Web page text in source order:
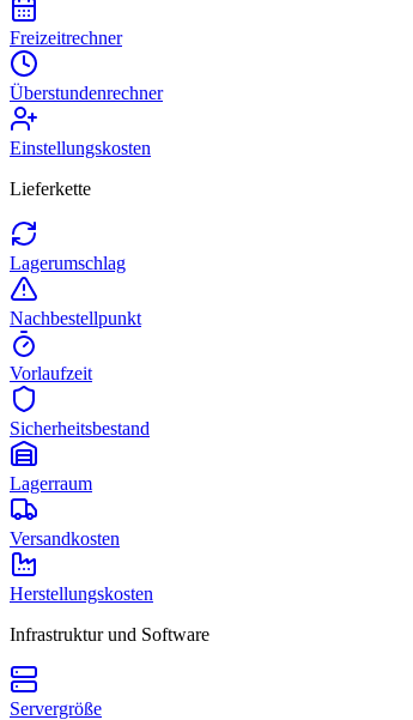
Freizeitrechner
Überstundenrechner
Einstellungskosten
Lieferkette
Lagerumschlag
Nachbestellpunkt
Vorlaufzeit
Sicherheitsbestand
Lagerraum
Versandkosten
Herstellungskosten
Infrastruktur und Software
Servergröße